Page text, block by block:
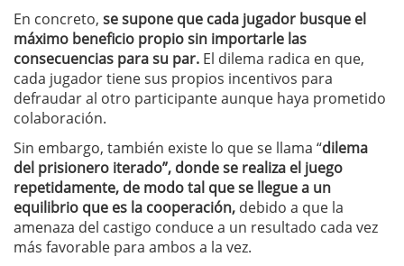
En concreto, se supone que cada jugador busque el
máximo beneficio propio sin importarle las
consecuencias para su par. El dilema radica en que,
cada jugador tiene sus propios incentivos para
defraudar al otro participante aunque haya prometido
colaboración.
Sin embargo, también existe lo que se llama “dilema
del prisionero iterado”, donde se realiza el juego
repetidamente, de modo tal que se llegue a un
equilibrio que es la cooperación, debido a que la
amenaza del castigo conduce a un resultado cada vez
más favorable para ambos a la vez.